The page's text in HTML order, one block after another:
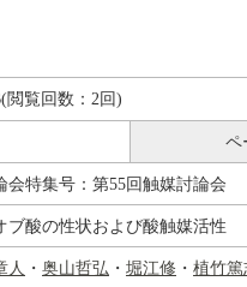
閲覧回数：2回)
ペ
会特集号：第55回触媒討論会
ブ酸の性状および酸触媒活性
人 ・ 奥山哲弘 ・ 堀江修 ・ 植竹篤